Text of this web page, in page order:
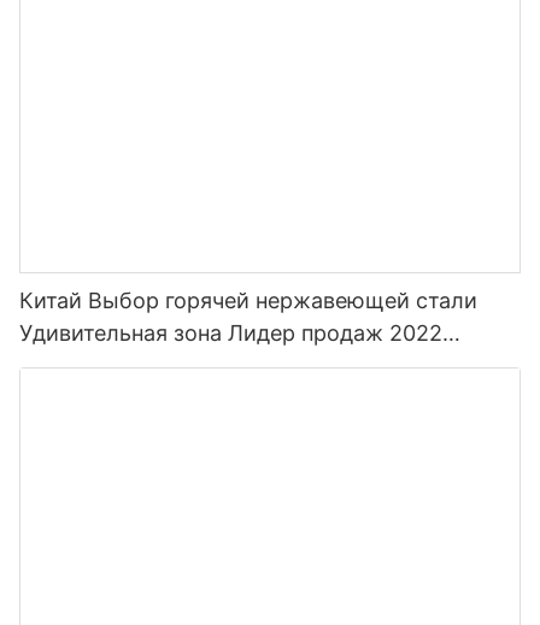
Китай Выбор горячей нержавеющей стали
Удивительная зона Лидер продаж 2022
Бутылки для воды для спорта с соломой и